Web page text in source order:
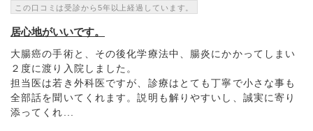
この口コミは受診から5年以上経過しています。
居心地がいいです。
大腸癌の手術と、その後化学療法中、腸炎にかかってしまい
２度に渡り入院しました。
担当医は若き外科医ですが、診療はとても丁寧で小さな事も
全部話を聞いてくれます。説明も解りやすいし、誠実に寄り
添ってくれ...